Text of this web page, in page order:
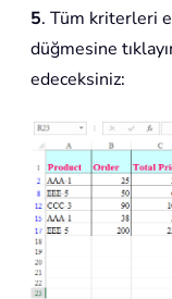
5. Tüm kriterleri
düğmesine
edeceksiniz: